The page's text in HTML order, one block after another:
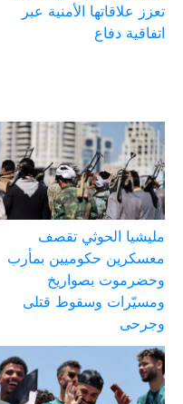
تعزز علاقاتها الأمنية عبر
اتفاقية دفاع
مليشيا الحوثي تقصف
معسكرين حكوميين بمأرب
وحضرموت بصواريخ
ومسيّرات وسقوط قتلى
وجرحى